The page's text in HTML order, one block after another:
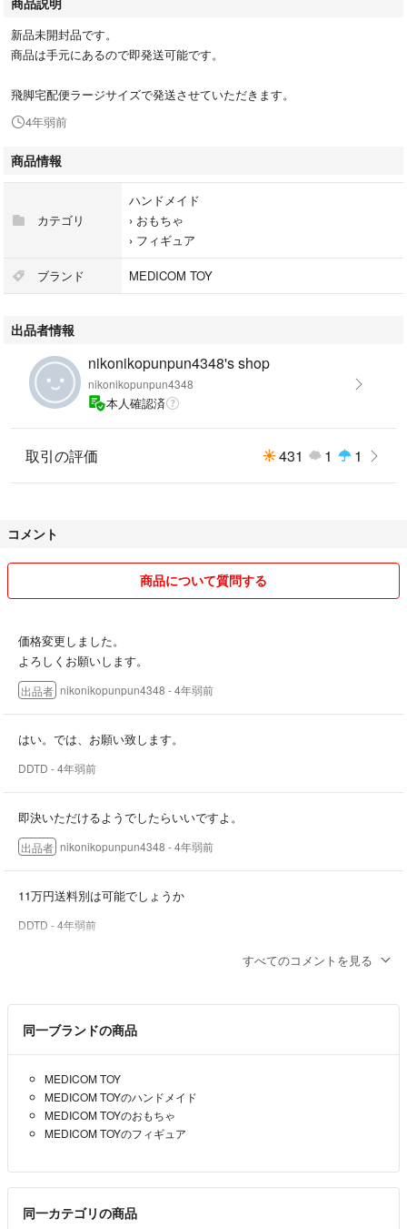
新品未開封品です。
商品は手元にあるので即発送可能です。
飛脚宅配便ラージサイズで発送させていただきます。
4年弱前
商品情報
カテゴリ
ハンドメイド
› おもちゃ
› フィギュア
ブランド MEDICOM TOY
出品者情報
nikonikopunpun4348's shop
nikonikopunpun4348
本人確認済
取引の評価 431 1 1
コメント
商品について質問する
価格変更しました。
よろしくお願いします。
出品者 nikonikopunpun4348 - 4年弱前
はい。では、お願い致します。
DDTD - 4年弱前
即決いただけるようでしたらいいですよ。
出品者 nikonikopunpun4348 - 4年弱前
11万円送料別は可能でしょうか
DDTD - 4年弱前
出品者 nikonikopunpun4348- 4年弱前
11万円送料込みは可能でしょうか。
即決致しますので、
DDTD- 4年弱前
すべてのコメントを見る
同一ブランドの商品
MEDICOM TOY
MEDICOM TOYのハンドメイド
MEDICOM TOYのおもちゃ
MEDICOM TOYのフィギュア
同一カテゴリの商品